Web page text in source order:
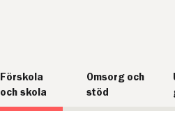
Förskola
och skola
Omsorg och
stöd